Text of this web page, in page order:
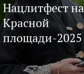
Нацлитфест на
Красной
площади-2025